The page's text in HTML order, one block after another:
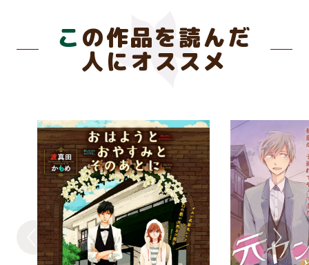
この作品を読んだ
人にオススメ